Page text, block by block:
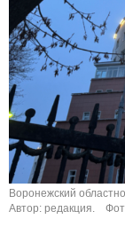
Воронежский
Автор: редакция.